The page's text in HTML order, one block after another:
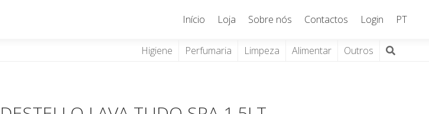
Início Loja Sobre nós Contactos Login PT
Higiene Perfumaria Limpeza Alimentar Outros